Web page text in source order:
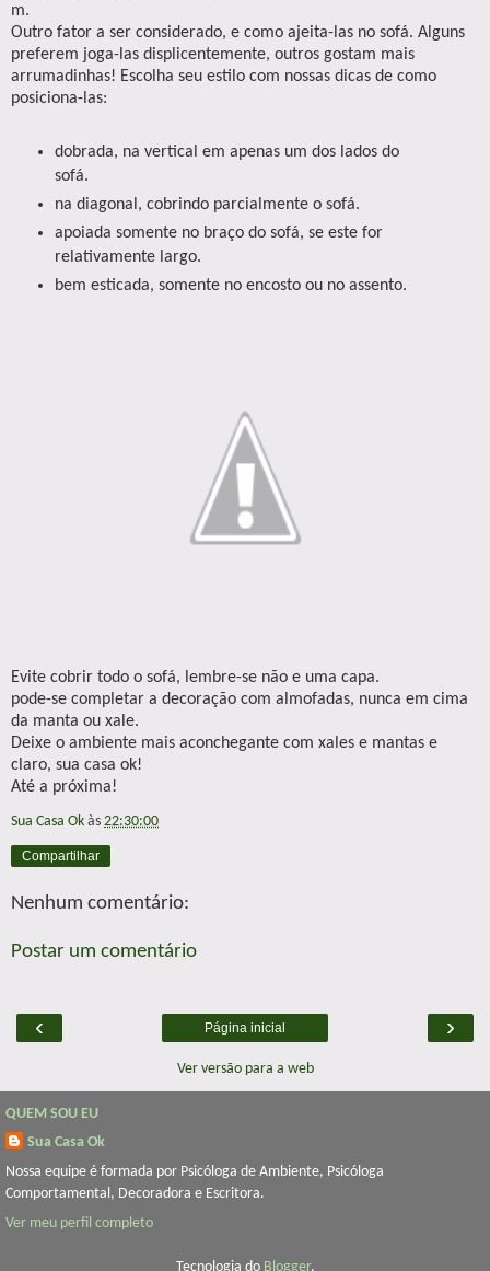
m.
Outro fator a ser considerado, e como ajeita-las no sofá. Alguns
preferem joga-las displicentemente, outros gostam mais
arrumadinhas! Escolha seu estilo com nossas dicas de como
posiciona-las:
dobrada, na vertical em apenas um dos lados do
sofá.
na diagonal, cobrindo parcialmente o sofá.
apoiada somente no braço do sofá, se este for
relativamente largo.
bem esticada, somente no encosto ou no assento.
Evite cobrir todo o sofá, lembre-se não e uma capa.
pode-se completar a decoração com almofadas, nunca em cima
da manta ou xale.
Deixe o ambiente mais aconchegante com xales e mantas e
claro, sua casa ok!
Até a próxima!
Sua Casa Ok às 22:30:00
Compartilhar
Nenhum comentário:
Postar um comentário
‹ ›
Página inicial
Ver versão para a web
QUEM SOU EU
Sua Casa Ok
Nossa equipe é formada por Psicóloga de Ambiente, Psicóloga
Comportamental, Decoradora e Escritora.
Ver meu perfil completo
Tecnologia do Blogger.